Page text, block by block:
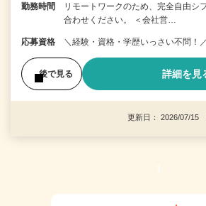
勤務時間
リモートワークのため、完全自由シ
合わせください。 ＜会社営…
応募資格 ＼経験・資格・学歴いっさい不問！／
後で見る 詳細を見
更新日： 2026/07/15
1